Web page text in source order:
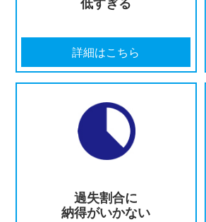
提示された示談金が
低すぎる
詳細はこちら